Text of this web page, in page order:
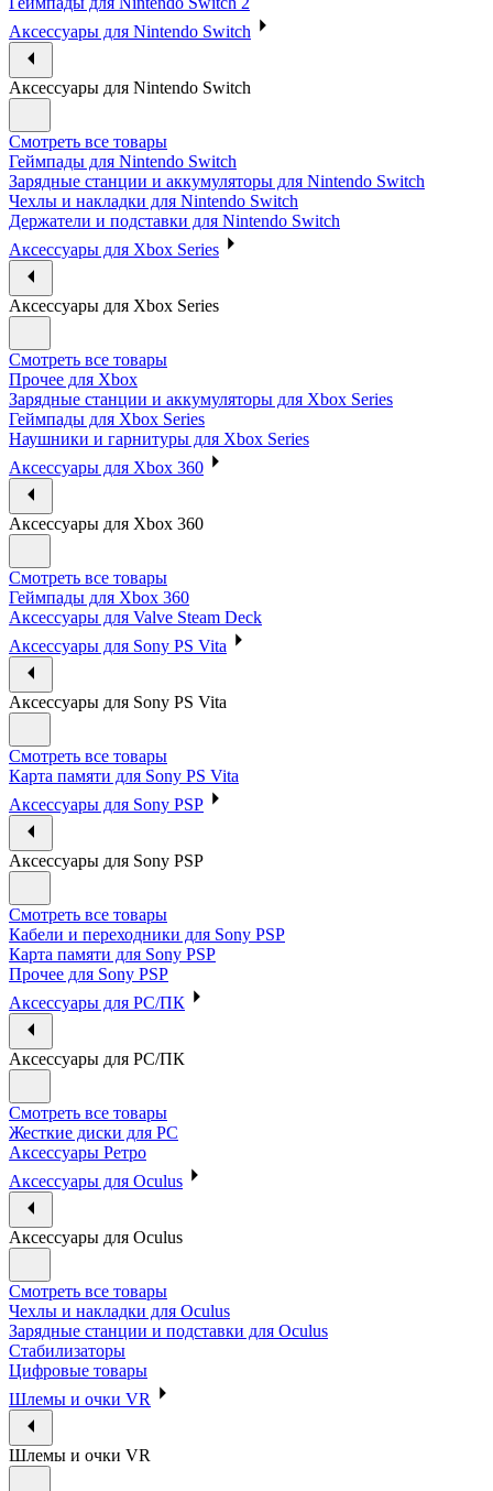
Аксессуары для Nintendo Switch
Аксессуары для Nintendo Switch
Смотреть все товары
Геймпады для Nintendo Switch
Зарядные станции и аккумуляторы для Nintendo Switch
Чехлы и накладки для Nintendo Switch
Держатели и подставки для Nintendo Switch
Аксессуары для Xbox Series
Аксессуары для Xbox Series
Смотреть все товары
Прочее для Xbox
Зарядные станции и аккумуляторы для Xbox Series
Геймпады для Xbox Series
Наушники и гарнитуры для Xbox Series
Аксессуары для Xbox 360
Аксессуары для Xbox 360
Смотреть все товары
Геймпады для Xbox 360
Аксессуары для Valve Steam Deck
Аксессуары для Sony PS Vita
Аксессуары для Sony PS Vita
Смотреть все товары
Карта памяти для Sony PS Vita
Аксессуары для Sony PSP
Аксессуары для Sony PSP
Смотреть все товары
Кабели и переходники для Sony PSP
Карта памяти для Sony PSP
Прочее для Sony PSP
Аксессуары для PC/ПК
Аксессуары для PC/ПК
Смотреть все товары
Жесткие диски для PC
Аксессуары Ретро
Аксессуары для Oculus
Аксессуары для Oculus
Смотреть все товары
Чехлы и накладки для Oculus
Зарядные станции и подставки для Oculus
Стабилизаторы
Цифровые товары
Шлемы и очки VR
Шлемы и очки VR